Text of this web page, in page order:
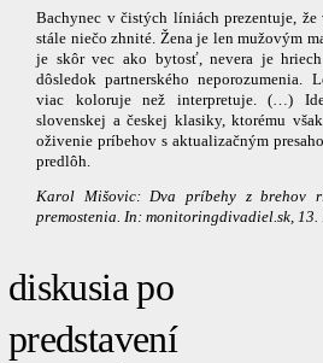
Bachynec v čistých líniách prezentuje, že
stále niečo zhnité. Žena je len mužovým
je skôr vec ako bytosť, nevera je
dôsledok partnerského neporozumenia.
viac koloruje než interpretuje. (…)
slovenskej a českej klasiky, ktorému
oživenie príbehov s aktualizačným
predlôh.
Karol Mišovic: Dva príbehy z brehov
premostenia. In: monitoringdivadiel.sk, 13.
diskusia po
predstavení